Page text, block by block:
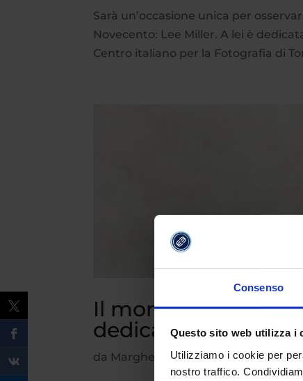
Consenso
Questo sito web utilizza i
Utilizziamo i cookie per
nostro traffico.
Sarà un’occasione unica per
Novecento: Lee Miller. A lei è
Centro italiano per la Fotografia di
Il mondo di Tim
dedicata al
da Margherita Ferrera|Ott 11, 2023|